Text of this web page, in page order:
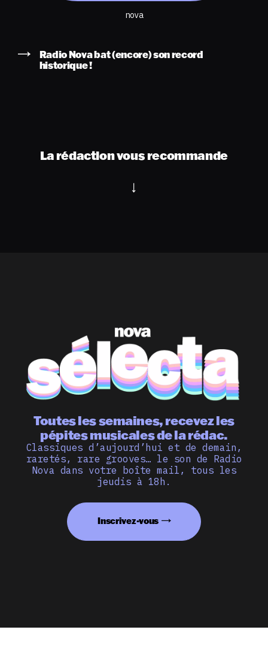
nova
Radio Nova bat (encore) son record
historique !
La rédaction vous recommande
Toutes les semaines, recevez les
pépites musicales de la rédac.
Classiques d’aujourd’hui et de demain,
raretés, rare grooves… le son de Radio
Nova dans votre boîte mail, tous les
jeudis à 18h.
Inscrivez-vous